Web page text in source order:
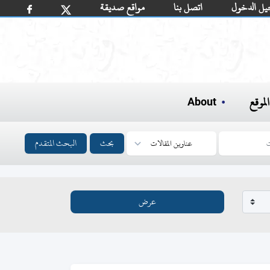
مواقع صديقة اتصل بنا الدخول
About
بحث البحث المتقدم